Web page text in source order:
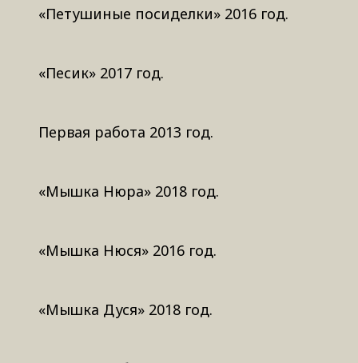
«Петушиные посиделки» 2016 год.
«Песик» 2017 год.
Первая работа 2013 год.
«Мышка Нюра» 2018 год.
«Мышка Нюся» 2016 год.
«Мышка Дуся» 2018 год.